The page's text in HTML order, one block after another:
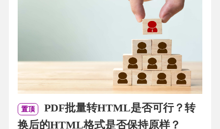
置顶
PDF批量转HTML是否可行？转
换后的HTML格式是否保持原样？